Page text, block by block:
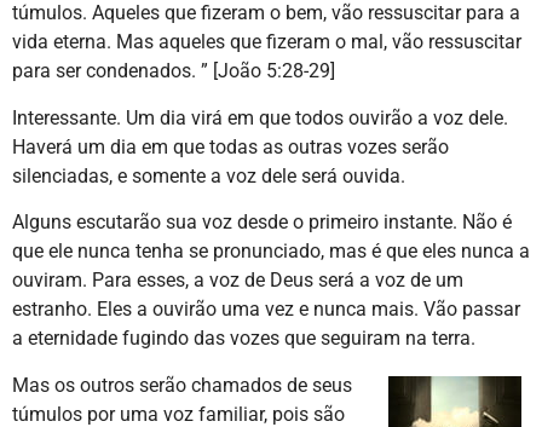
túmulos. Aqueles que fizeram o bem, vão ressuscitar para a
vida eterna. Mas aqueles que fizeram o mal, vão ressuscitar
para ser condenados. ” [João 5:28-29]
Interessante. Um dia virá em que todos ouvirão a voz dele.
Haverá um dia em que todas as outras vozes serão
silenciadas, e somente a voz dele será ouvida.
Alguns escutarão sua voz desde o primeiro instante. Não é
que ele nunca tenha se pronunciado, mas é que eles nunca a
ouviram. Para esses, a voz de Deus será a voz de um
estranho. Eles a ouvirão uma vez e nunca mais. Vão passar
a eternidade fugindo das vozes que seguiram na terra.
Mas os outros serão chamados de seus
túmulos por uma voz familiar, pois são